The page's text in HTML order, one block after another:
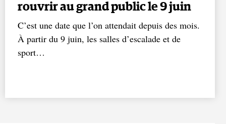
rouvrir au grand public le 9 juin
C’est une date que l’on attendait depuis des mois.
À partir du 9 juin, les salles d’escalade et de
sport…